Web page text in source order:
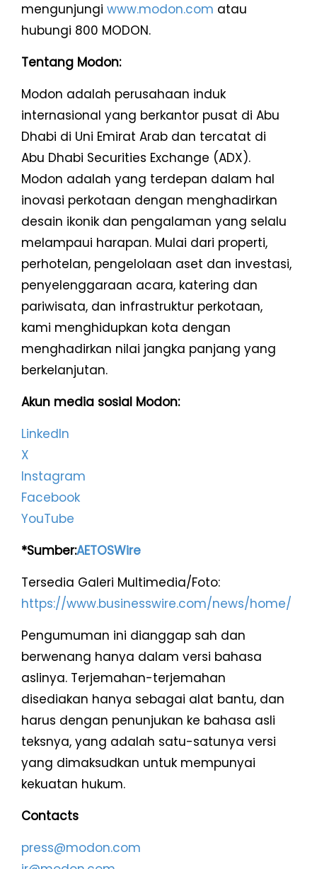
mengunjungi www.modon.com atau
hubungi 800 MODON.
Tentang Modon:
Modon adalah perusahaan induk
internasional yang berkantor pusat di Abu
Dhabi di Uni Emirat Arab dan tercatat di
Abu Dhabi Securities Exchange (ADX).
Modon adalah yang terdepan dalam hal
inovasi perkotaan dengan menghadirkan
desain ikonik dan pengalaman yang selalu
melampaui harapan. Mulai dari properti,
perhotelan, pengelolaan aset dan investasi,
penyelenggaraan acara, katering dan
pariwisata, dan infrastruktur perkotaan,
kami menghidupkan kota dengan
menghadirkan nilai jangka panjang yang
berkelanjutan.
Akun media sosial Modon:
LinkedIn
X
Instagram
Facebook
YouTube
*Sumber:AETOSWire
Tersedia Galeri Multimedia/Foto:
https://www.businesswire.com/news/home/
Pengumuman ini dianggap sah dan
berwenang hanya dalam versi bahasa
aslinya. Terjemahan-terjemahan
disediakan hanya sebagai alat bantu, dan
harus dengan penunjukan ke bahasa asli
teksnya, yang adalah satu-satunya versi
yang dimaksudkan untuk mempunyai
kekuatan hukum.
Contacts
press@modon.com